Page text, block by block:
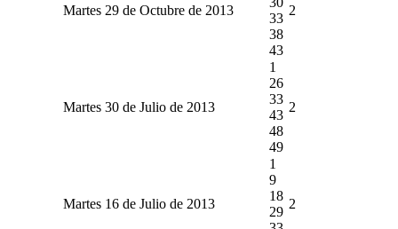
Martes 29 de Octubre de 2013
33
38
43
2
Martes 30 de Julio de 2013
1
26
33
43
48
49
2
Martes 16 de Julio de 2013
1
9
18
29
2